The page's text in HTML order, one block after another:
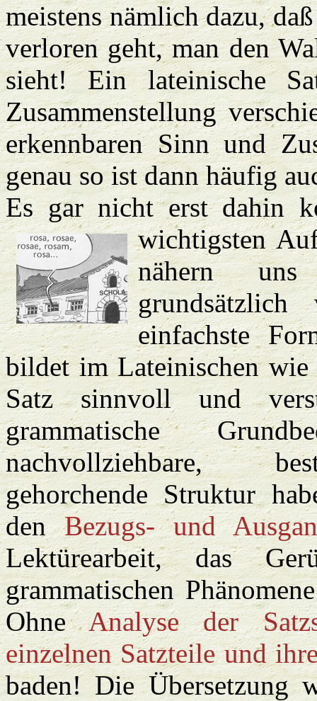
meistens nämlich dazu,
verloren geht, man den
sieht! Ein lateinische
Zusammenstellung
erkennbaren Sinn und
genau so ist dann häufig
Es gar nicht erst dahin
wichtigsten
nähern uns
einfachste
bildet im Lateinischen
Satz sinnvoll und
grammatische
nachvollziehbare,
gehorchende Struktur
denBezugs- und
Lektürearbeit, das
grammatischen
OhneAnalyse der
einzelnen Satzteile und
baden! Die Übersetzung